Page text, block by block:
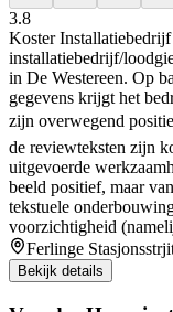
3.8
Koster Installatiebedrijf
installatiebedrijf/
in De Westereen. Op
gegevens krijgt het
zijn overwegend
de reviewteksten zijn
uitgevoerde
beeld positief, maar
tekstuele
voorzichtigheid
Ferlinge
Bekijk details